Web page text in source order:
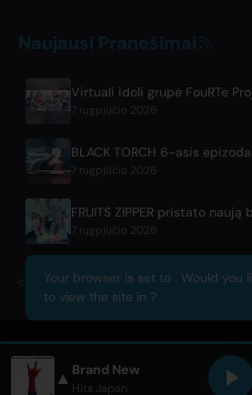
Naujausi Pranešimai
7 rugpjūčio 2026
7 rugpjūčio 2026
7 rugpjūčio 2026
© 2026 OnlyHit. All rights reserved. -
▲ Brand New
• Only Hits Japan
Your browser is set to . Would you
to view the site in ?